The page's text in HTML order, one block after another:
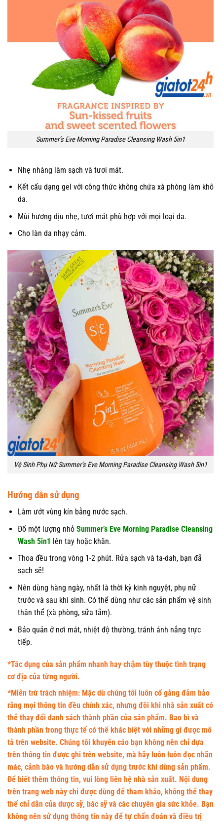
Summer’s Eve Morning Paradise Cleansing Wash 5in1
Nhẹ nhàng làm sạch và tươi mát.
Kết cấu dạng gel với công thức không chứa xà phòng làm khô
da.
Mùi hương dịu nhẹ, tươi mát phù hợp với mọi loại da.
Cho làn da nhạy cảm.
Vệ Sinh Phụ Nữ Summer’s Eve Morning Paradise Cleansing Wash 5in1
Hướng dẫn sử dụng
Làm ướt vùng kín bằng nước sạch.
Đổ một lượng nhỏ Summer’s Eve Morning Paradise Cleansing
Wash 5in1 lên tay hoặc khăn.
Thoa đều trong vòng 1-2 phút. Rửa sạch và ta-dah, bạn đã
sạch sẽ!
Nên dùng hàng ngày, nhất là thời kỳ kinh nguyệt, phụ nữ
trước và sau khi sinh. Có thể dùng như các sản phẩm vệ sinh
thân thể (xà phòng, sữa tắm).
Bảo quản ở nơi mát, nhiệt độ thường, tránh ánh nắng trực
tiếp.
*Tác dụng của sản phẩm nhanh hay chậm tùy thuộc tình trạng
cơ địa của từng người.
*Miễn trừ trách nhiệm: Mặc dù chúng tôi luôn cố gắng đảm bảo
rằng mọi thông tin đều chính xác, nhưng đôi khi nhà sản xuất có
thể thay đổi danh sách thành phần của sản phẩm. Bao bì và
thành phần trong thực tế có thể khác biệt với những gì được mô
tả trên website. Chúng tôi khuyến cáo bạn không nên chỉ dựa
trên thông tin được ghi trên website, mà hãy luôn luôn đọc nhãn
mác, cảnh báo và hướng dẫn sử dụng trước khi dùng sản phẩm.
Để biết thêm thông tin, vui lòng liên hệ nhà sản xuất. Nội dung
trên trang web này chỉ được dùng để tham khảo, không thể thay
thế chỉ dẫn của dược sỹ, bác sỹ và các chuyên gia sức khỏe. Bạn
không nên sử dụng thông tin này để tự chẩn đoán và điều trị